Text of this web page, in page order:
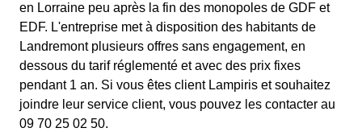
en Lorraine peu après la fin des monopoles de GDF et
EDF. L'entreprise met à disposition des habitants de
Landremont plusieurs offres sans engagement, en
dessous du tarif réglementé et avec des prix fixes
pendant 1 an. Si vous êtes client Lampiris et souhaitez
joindre leur service client, vous pouvez les contacter au
09 70 25 02 50.